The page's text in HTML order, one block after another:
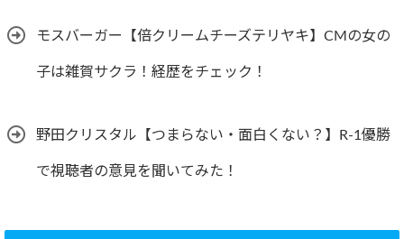
モスバーガー【倍クリームチーズテリヤキ】CMの女の
子は雑賀サクラ！経歴をチェック！
野田クリスタル【つまらない・面白くない？】R-1優勝
で視聴者の意見を聞いてみた！